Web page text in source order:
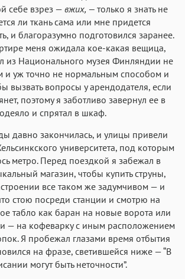
себе взрез — вжих, — только я знать не
ли ткань сама или мне придется
и благоразумно подготовился заранее.
меня ожидала кое-какая вещица,
из Национального музея Финляндии не
и уж точно не нормальным способом и
вызвать вопросы у арендодателя, если
поэтому я заботливо завернул ее в
одеяло и спрятал в шкаф.
давно закончилась, и улицы привели
университета, под которым
метро. Перед поездкой я забежал в
магазин, чтобы купить струны,
все таком же задумчивом — и
стою посреди станции и смотрю на
табло как баран на новые ворота или
— на кофеварку с иным расположением
Я пробежал глазами время отбытия
на фразе, светившейся ниже — “В
могут быть неточности”.